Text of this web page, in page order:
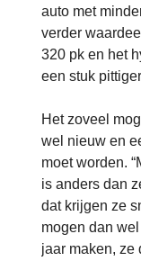
auto met
verder
320 pk en het
een stuk
Het zoveel
wel nieuw en
moet worden.
is anders dan
dat krijgen ze
mogen dan
jaar maken, ze